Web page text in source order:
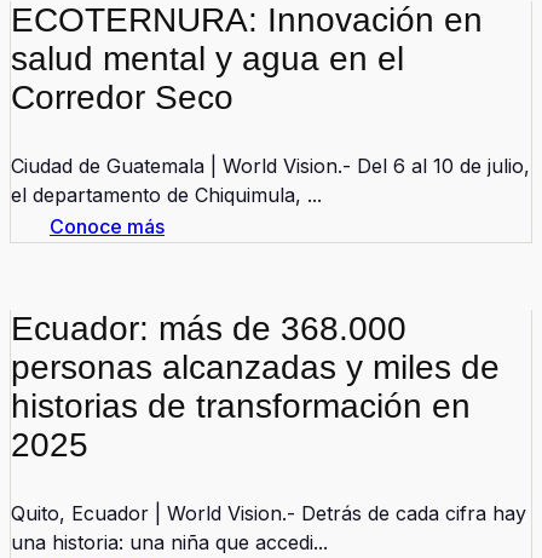
ECOTERNURA: Innovación en
salud mental y agua en el
Corredor Seco
Ciudad de Guatemala | World Vision.- Del 6 al 10 de julio,
el departamento de Chiquimula, ...
Conoce más
Ecuador: más de 368.000
personas alcanzadas y miles de
historias de transformación en
2025
Quito, Ecuador | World Vision.- Detrás de cada cifra hay
una historia: una niña que accedi...